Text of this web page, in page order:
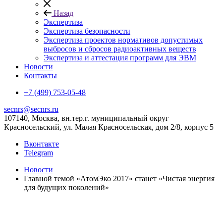
Назад
Экспертиза
Экспертиза безопасности
Экспертиза проектов нормативов допустимых
выбросов и сбросов радиоактивных веществ
Экспертиза и аттестация программ для ЭВМ
Новости
Контакты
+7 (499) 753-05-48
secnrs@secnrs.ru
107140, Москва, вн.тер.г. муниципальный округ
Красносельский, ул. Малая Красносельская, дом 2/8, корпус 5
Вконтакте
Telegram
Новости
Главной темой «АтомЭко 2017» станет «Чистая энергия
для будущих поколений»